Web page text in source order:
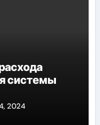
системы
2024